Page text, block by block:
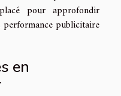
pour approfondir
publicitaire
en